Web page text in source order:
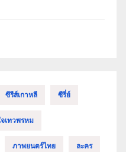
ซีรีส์เกาหลี ซีรี่ย์
เทวพรหม
ภาพยนตร์ไทย ละคร